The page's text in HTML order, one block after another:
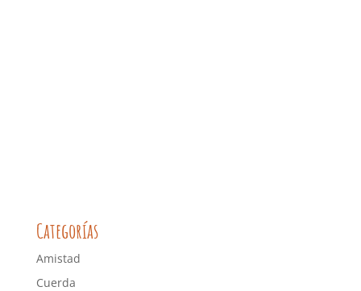
Categorías
Amistad
Cuerda